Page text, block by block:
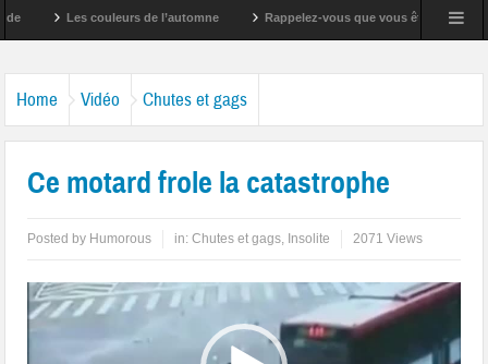
Les couleurs de l’automne Rappelez-vous que vous êtes super !
Home Vidéo Chutes et gags
Ce motard frole la catastrophe
Posted by Humorous in:Chutes et gags, Insolite 2071 Views
Lecteur
vidéo